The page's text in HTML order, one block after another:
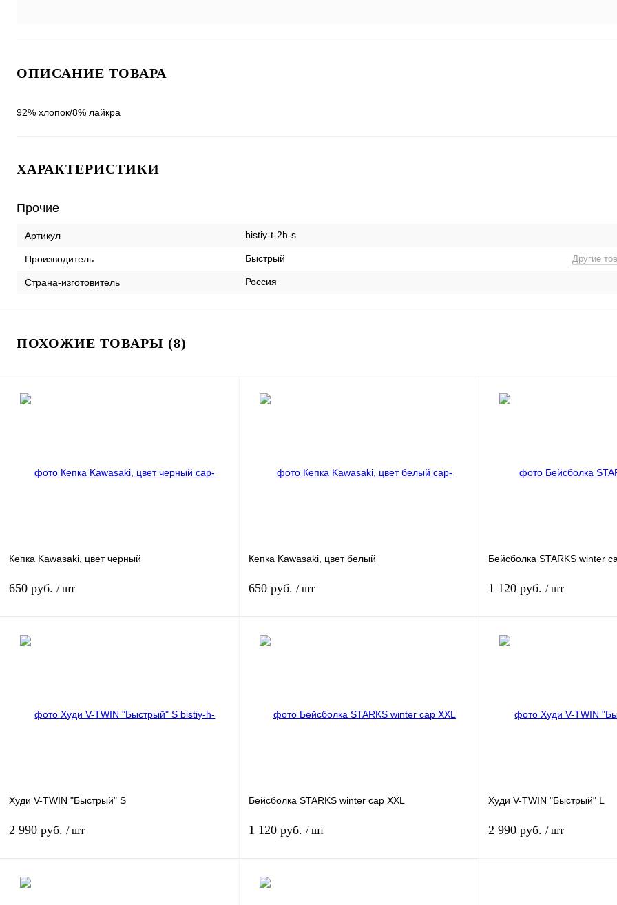
ОПИСАНИЕ ТОВАРА
92% хлопок/8% лайкра
ХАРАКТЕРИСТИКИ
Прочие
Артикул bistiy-t-2h-s
Производитель Быстрый Другие
Страна-изготовитель Россия
ПОХОЖИЕ ТОВАРЫ (8)
Кепка Kawasaki, цвет черный
650 руб. / шт
Кепка Kawasaki, цвет белый
650 руб. / шт
Бейсболка STARKS winter
1 120 руб. / шт
Худи V-TWIN "Быстрый" S
2 990 руб. / шт
Бейсболка STARKS winter cap XXL
1 120 руб. / шт
Худи V-TWIN "Быстрый" L
2 990 руб. / шт